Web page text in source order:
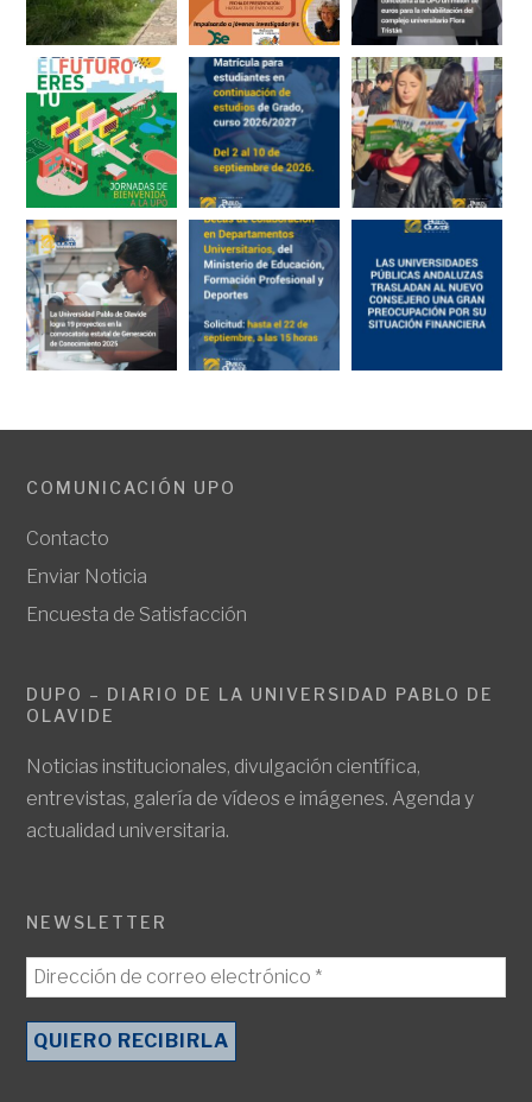
COMUNICACIÓN UPO
Contacto
Enviar Noticia
Encuesta de Satisfacción
DUPO – DIARIO DE LA UNIVERSIDAD PABLO DE
OLAVIDE
Noticias institucionales, divulgación científica,
entrevistas, galería de vídeos e imágenes. Agenda y
actualidad universitaria.
NEWSLETTER